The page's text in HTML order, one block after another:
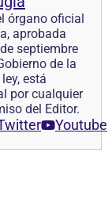
órgano oficial
aprobada
septiembre
de la
está
por cualquier
del Editor.
Youtube